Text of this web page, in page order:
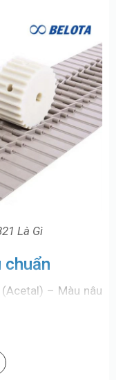
Là Gì
– Màu nâu
gỉ).
– Tương thích với